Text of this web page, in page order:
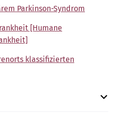
Parkinson-Syndrom
[Humane
klassifizierten